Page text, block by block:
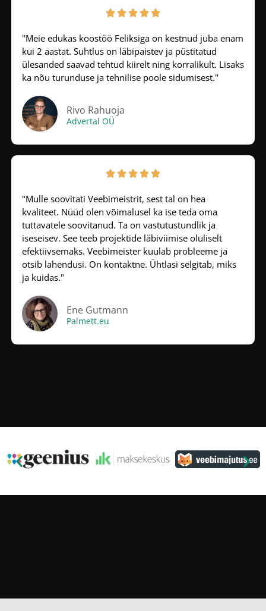

''Meie edukas koostöö Feliksiga on kestnud juba enam
kui 2 aastat. Suhtlus on läbipaistev ja püstitatud
ülesanded saavad tehtud kiirelt ning korralikult. Lisaks
ka nõu turunduse ja tehnilise poole sidumisest.''
Rivo Rahuoja
Advertal OÜ

"Mulle soovitati Veebimeistrit, sest tal on hea
kvaliteet. Nüüd olen võimalusel ka ise teda oma
tuttavatele soovitanud. Ta on vastutustundlik ja
iseseisev. See teeb projektide läbiviimise oluliselt
efektiivsemaks. Veebimeister kuulab probleeme ja
otsib lahendusi. On kontaktne. Ühtlasi selgitab, miks
ja kuidas."
Ene Gutmann
Palmett.eu